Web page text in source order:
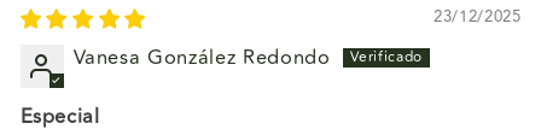
23/12/2025
Vanesa González Redondo
Especial